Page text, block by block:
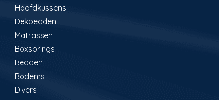
Hoofdkussens
Dekbedden
Matrassen
Boxsprings
Bedden
Bodems
Divers